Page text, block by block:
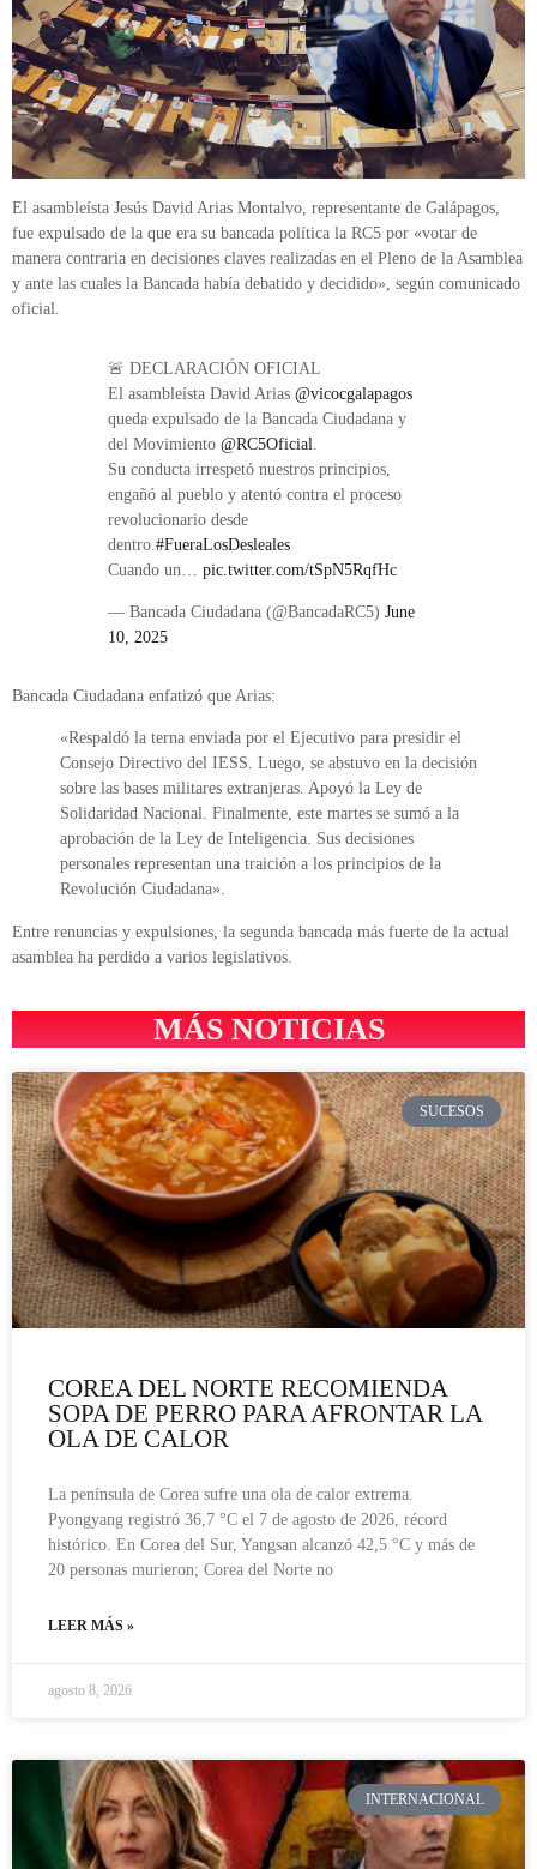
El asambleísta Jesús David Arias Montalvo, representante de Galápagos,
fue expulsado de la que era su bancada política la RC5 por «votar de
manera contraria en decisiones claves realizadas en el Pleno de la Asamblea
y ante las cuales la Bancada había debatido y decidido», según comunicado
oficial.
🚨 DECLARACIÓN OFICIAL
El asambleísta David Arias @vicocgalapagos
queda expulsado de la Bancada Ciudadana y
del Movimiento @RC5Oficial
Su conducta irrespetó nuestros principios,
engañó al pueblo y atentó contra el proceso
revolucionario desde
dentro. #FueraLosDesleales
Cuando un… pic.twitter.com/tSpN5RqfHc
— Bancada Ciudadana (@BancadaRC5) June
10, 2025
Bancada Ciudadana enfatizó que Arias:
«Respaldó la terna enviada por el Ejecutivo para presidir el
Consejo Directivo del IESS. Luego, se abstuvo en la decisión
sobre las bases militares extranjeras. Apoyó la Ley de
Solidaridad Nacional. Finalmente, este martes se sumó a la
aprobación de la Ley de Inteligencia. Sus decisiones
personales representan una traición a los principios de la
Revolución Ciudadana».
Entre renuncias y expulsiones, la segunda bancada más fuerte de la actual
asamblea ha perdido a varios legislativos.
MÁS NOTICIAS
SUCESOS
COREA DEL NORTE RECOMIENDA
SOPA DE PERRO PARA AFRONTAR LA
OLA DE CALOR
La península de Corea sufre una ola de calor extrema.
Pyongyang registró 36,7 °C el 7 de agosto de 2026, récord
histórico. En Corea del Sur, Yangsan alcanzó 42,5 °C y más de
20 personas murieron; Corea del Norte no
LEER MÁS »
agosto 8, 2026
INTERNACIONAL